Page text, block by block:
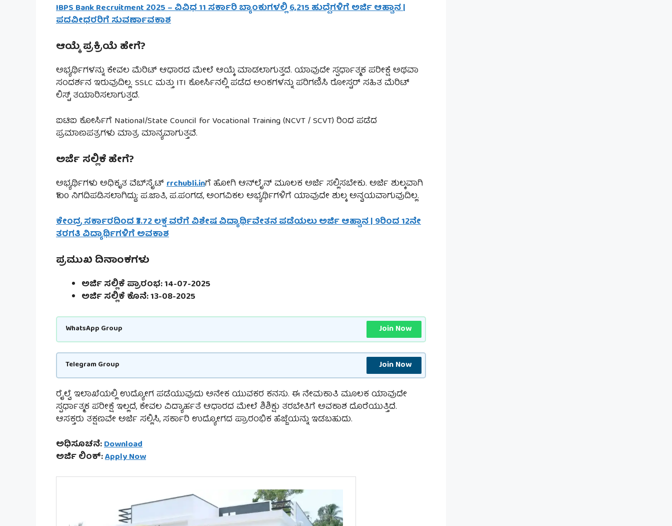
IBPS Bank Recruitment 2025 – ವಿವಿಧ 11 ಸರ್ಕಾರಿ ಬ್ಯಾಂಕುಗಳಲ್ಲಿ 6,215 ಹುದ್ದೆಗಳಿಗೆ ಅರ್ಜಿ ಆಹ್ವಾನ |
ಪದವೀಧರರಿಗೆ ಸುವರ್ಣಾವಕಾಶ
ಆಯ್ಕೆ ಪ್ರಕ್ರಿಯೆ ಹೇಗೆ?
ಅಭ್ಯರ್ಥಿಗಳನ್ನು ಕೇವಲ ಮೆರಿಟ್ ಆಧಾರದ ಮೇಲೆ ಆಯ್ಕೆ ಮಾಡಲಾಗುತ್ತದೆ. ಯಾವುದೇ ಸ್ಪರ್ಧಾತ್ಮಕ ಪರೀಕ್ಷೆ ಅಥವಾ
ಸಂದರ್ಶನ ಇರುವುದಿಲ್ಲ. SSLC ಮತ್ತು ITI ಕೋರ್ಸಿನಲ್ಲಿ ಪಡೆದ ಅಂಕಗಳನ್ನು ಪರಿಗಣಿಸಿ ರೋಸ್ಟರ್ ಸಹಿತ ಮೆರಿಟ್
ಲಿಸ್ಟ್ ತಯಾರಿಸಲಾಗುತ್ತದೆ.
ಐಟಿಐ ಕೋರ್ಸಿಗೆ National/State Council for Vocational Training (NCVT / SCVT) ರಿಂದ ಪಡೆದ
ಪ್ರಮಾಣಪತ್ರಗಳು ಮಾತ್ರ ಮಾನ್ಯವಾಗುತ್ತವೆ.
ಅರ್ಜಿ ಸಲ್ಲಿಕೆ ಹೇಗೆ?
ಅಭ್ಯರ್ಥಿಗಳು ಅಧಿಕೃತ ವೆಬ್‌ಸೈಟ್ rrchubli.inಗೆ ಹೋಗಿ ಆನ್‌ಲೈನ್ ಮೂಲಕ ಅರ್ಜಿ ಸಲ್ಲಿಸಬೇಕು. ಅರ್ಜಿ ಶುಲ್ಕವಾಗಿ
₹100 ನಿಗದಿಪಡಿಸಲಾಗಿದ್ದು; ಪ.ಜಾತಿ, ಪ.ಪಂಗಡ, ಅಂಗವಿಕಲ ಅಭ್ಯರ್ಥಿಗಳಿಗೆ ಯಾವುದೇ ಶುಲ್ಕ ಅನ್ವಯವಾಗುವುದಿಲ್ಲ.
ಕೇಂದ್ರ ಸರ್ಕಾರದಿಂದ ₹3.72 ಲಕ್ಷ ವರೆಗೆ ವಿಶೇಷ ವಿದ್ಯಾರ್ಥಿವೇತನ ಪಡೆಯಲು ಅರ್ಜಿ ಆಹ್ವಾನ | 9ರಿಂದ 12ನೇ
ತರಗತಿ ವಿದ್ಯಾರ್ಥಿಗಳಿಗೆ ಅವಕಾಶ
ಪ್ರಮುಖ ದಿನಾಂಕಗಳು
ಅರ್ಜಿ ಸಲ್ಲಿಕೆ ಪ್ರಾರಂಭ: 14-07-2025
ಅರ್ಜಿ ಸಲ್ಲಿಕೆ ಕೊನೆ: 13-08-2025
WhatsApp Group Join Now
Telegram Group Join Now
ರೈಲ್ವೆ ಇಲಾಖೆಯಲ್ಲಿ ಉದ್ಯೋಗ ಪಡೆಯುವುದು ಅನೇಕ ಯುವಕರ ಕನಸು. ಈ ನೇಮಕಾತಿ ಮೂಲಕ ಯಾವುದೇ
ಸ್ಪರ್ಧಾತ್ಮಕ ಪರೀಕ್ಷೆ ಇಲ್ಲದೆ, ಕೇವಲ ವಿದ್ಯಾರ್ಹತೆ ಆಧಾರದ ಮೇಲೆ ಶಿಶಿಕ್ಷು ತರಬೇತಿಗೆ ಅವಕಾಶ ದೊರೆಯುತ್ತಿದೆ.
ಆಸಕ್ತರು ತಕ್ಷಣವೇ ಅರ್ಜಿ ಸಲ್ಲಿಸಿ, ಸರ್ಕಾರಿ ಉದ್ಯೋಗದ ಪ್ರಾರಂಭಿಕ ಹೆಜ್ಜೆಯನ್ನು ಇಡಬಹುದು.
ಅಧಿಸೂಚನೆ:Download
ಅರ್ಜಿ ಲಿಂಕ್:Apply Now